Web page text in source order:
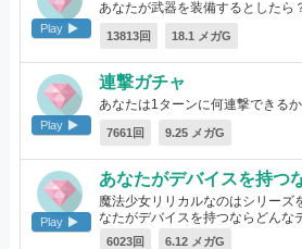
Play
あなたが武器を装備するとしたら
13813回 18.1 メガG
Play
連撃ガチャ
あなたは1ターンに何連撃できるか
7661回 9.25 メガG
Play
あなたがデバイスを持つ
魔法少女リリカルなのはシリーズ
なたがデバイスを持つならどんな
[10体]
6023回 6.12 メガG